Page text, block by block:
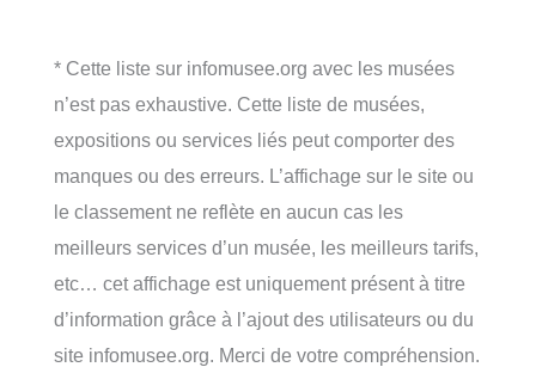
* Cette liste sur infomusee.org avec les musées
n’est pas exhaustive. Cette liste de musées,
expositions ou services liés peut comporter des
manques ou des erreurs. L’affichage sur le site ou
le classement ne reflète en aucun cas les
meilleurs services d’un musée, les meilleurs tarifs,
etc… cet affichage est uniquement présent à titre
d’information grâce à l’ajout des utilisateurs ou du
site infomusee.org. Merci de votre compréhension.